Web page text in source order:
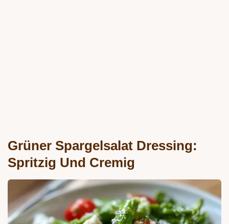
Grüner Spargelsalat Dressing:
Spritzig Und Cremig